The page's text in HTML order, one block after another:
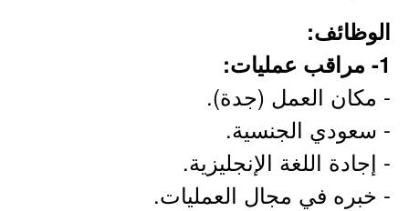
الوظائف:
1- مراقب عمليات:
- مكان العمل (جدة).
- سعودي الجنسية.
- إجادة اللغة الإنجليزية.
- خبره في مجال العمليات.